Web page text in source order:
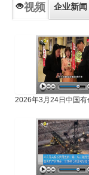
视频 企业新闻